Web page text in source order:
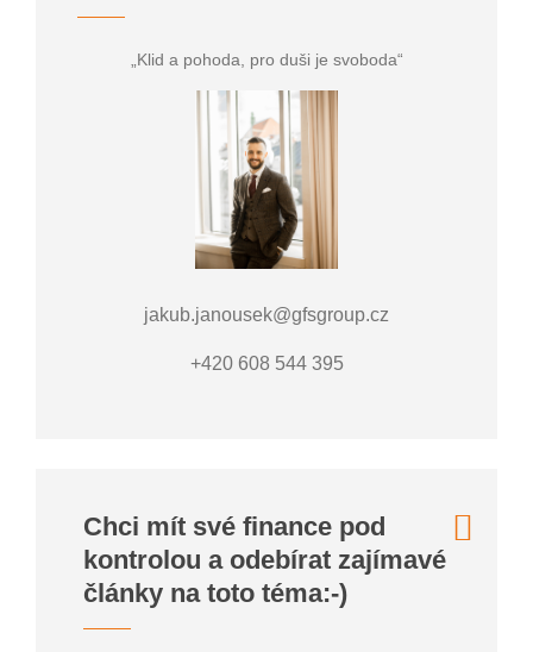
„Klid a pohoda, pro duši je svoboda“
jakub.janousek@gfsgroup.cz
+420 608 544 395
Chci mít své finance pod
kontrolou a odebírat zajímavé
články na toto téma:-)